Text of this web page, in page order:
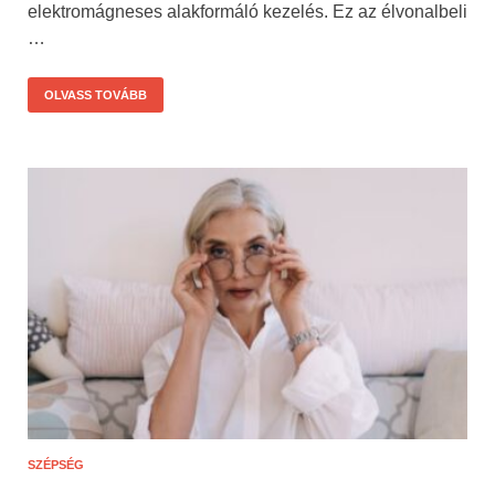
elektromágneses alakformáló kezelés. Ez az élvonalbeli
…
OLVASS TOVÁBB
SZÉPSÉG